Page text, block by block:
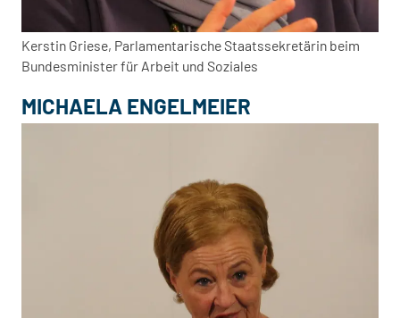
Kerstin Griese, Parlamentarische Staatssekretärin beim
Bundesminister für Arbeit und Soziales
MICHAELA ENGELMEIER